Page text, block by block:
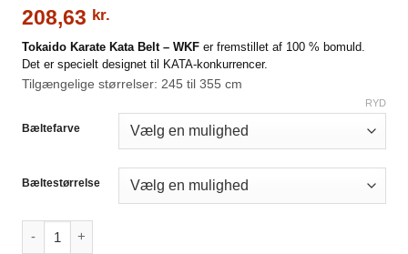
ud af 5
baseret på
kundebedømmelse
208,63 kr.
Tokaido Karate Kata Belt – WKFer fremstillet af 100 % bomuld.
Det er specielt designet til KATA-konkurrencer.
Tilgængelige størrelser: 245 til 355 cm
Bæltefarve
Bæltestørrelse
RYD